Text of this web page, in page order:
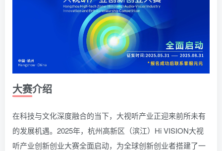
大赛介绍
在科技与文化深度融合的当下，大视听产业正迎来前所未有
的发展机遇。2025年，杭州高新区（滨江）Hi VISION大视
听产业创新创业大赛全面启动，为全球创新创业者搭建了一